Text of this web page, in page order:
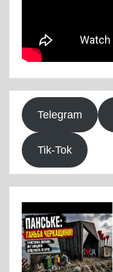
Telegram
Tik-Tok